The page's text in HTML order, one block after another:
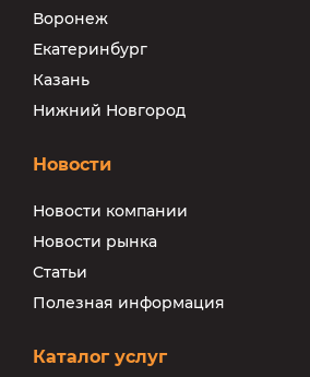
Воронеж
Екатеринбург
Казань
Нижний Новгород
Новости
Новости компании
Новости рынка
Статьи
Полезная информация
Каталог услуг